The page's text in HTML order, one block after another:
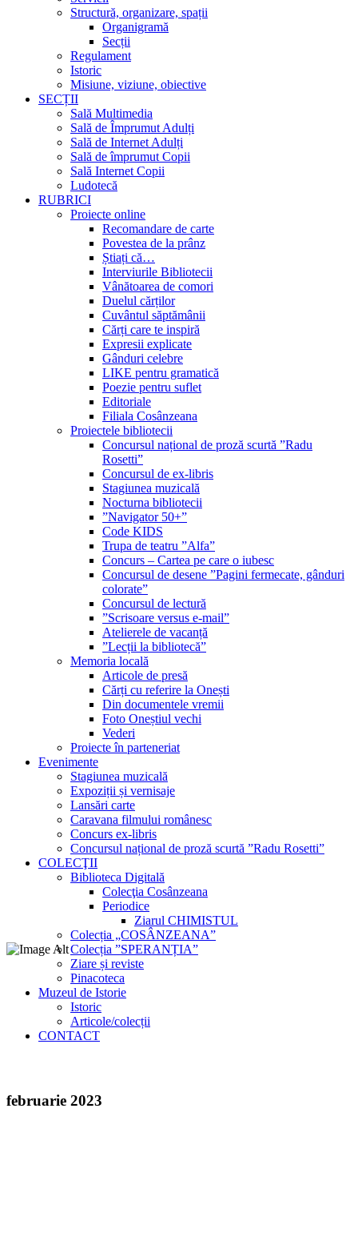
Structură, organizare, spații
Organigramă
Secții
Regulament
Istoric
Misiune, viziune, obiective
SECȚII
Sală Multimedia
Sală de Împrumut Adulți
Sală de Internet Adulți
Sală de împrumut Copii
Sală Internet Copii
Ludotecă
RUBRICI
Proiecte online
Recomandare de carte
Povestea de la prânz
Știați că…
Interviurile Bibliotecii
Vânătoarea de comori
Duelul cărților
Cuvântul săptămânii
Cărți care te inspiră
Expresii explicate
Gânduri celebre
LIKE pentru gramatică
Poezie pentru suflet
Editoriale
Filiala Cosânzeana
Proiectele bibliotecii
Concursul național de proză scurtă ”Radu
Rosetti”
Concursul de ex-libris
Stagiunea muzicală
Nocturna bibliotecii
”Navigator 50+”
Code KIDS
Trupa de teatru ”Alfa”
Concurs – Cartea pe care o iubesc
Concursul de desene ”Pagini fermecate, gânduri
colorate”
Concursul de lectură
”Scrisoare versus e-mail”
Atelierele de vacanță
”Lecții la bibliotecă”
Memoria locală
Articole de presă
Cărți cu referire la Onești
Din documentele vremii
Foto Oneștiul vechi
Vederi
Proiecte în parteneriat
Evenimente
Stagiunea muzicală
Expoziții și vernisaje
Lansări carte
Caravana filmului românesc
Concurs ex-libris
Concursul național de proză scurtă ”Radu Rosetti”
COLECŢII
Biblioteca Digitală
Colecţia Cosânzeana
Periodice
Ziarul CHIMISTUL
Colecția „COSÂNZEANA”
Colecția ”SPERANȚIA”
Ziare și reviste
Pinacoteca
Muzeul de Istorie
Istoric
Articole/colecții
CONTACT
februarie 2023